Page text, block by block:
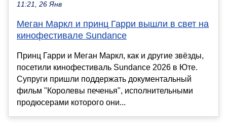
11:21, 26 Янв
Меган Маркл и принц Гарри вышли в свет на
кинофестивале Sundance
Принц Гарри и Меган Маркл, как и другие звёзды,
посетили кинофестиваль Sundance 2026 в Юте.
Супруги пришли поддержать документальный
фильм "Королевы печенья", исполнительными
продюсерами которого они...